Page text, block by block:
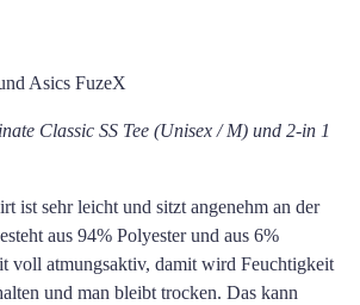
Classic SS Tee (Unisex / M) und 2-in 1
ist sehr leicht und sitzt angenehm an der
aus 94% Polyester und aus 6%
voll atmungsaktiv, damit wird Feuchtigkeit
und man bleibt trocken. Das kann